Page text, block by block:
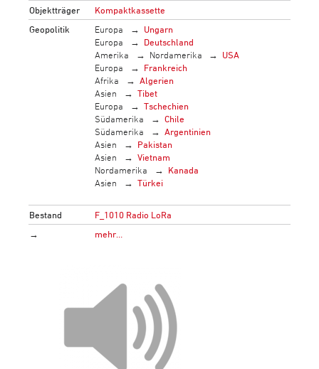
Objektträger
Kompaktkassette
Geopolitik
Europa
Ungarn
Europa
Deutschland
Amerika
Nordamerika
USA
Europa
Frankreich
Afrika
Algerien
Asien
Tibet
Europa
Tschechien
Südamerika
Chile
Südamerika
Argentinien
Asien
Pakistan
Asien
Vietnam
Nordamerika
Kanada
Asien
Türkei
Bestand
F_1010 Radio LoRa
→
mehr…